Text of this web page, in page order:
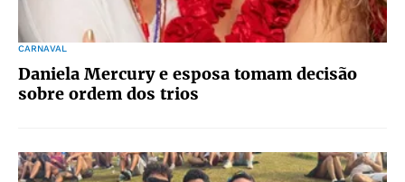
CARNAVAL
Daniela Mercury e esposa tomam decisão
sobre ordem dos trios